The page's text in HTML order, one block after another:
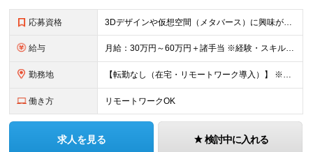
応募資格 3Dデザインや仮想空間（メタバース）に興味がある方大歓迎！ ―★ 未経験者大歓迎！学歴・経験不問/第二新卒歓迎/WEB面接可能！ ★― 「パソコンの電源ってどうやって入れるの？」 「ワードもエクセ
給与 月給：30万円～60万円＋諸手当 ※経験・スキルを考慮して決定します。 試用期間中： 一都三県：月給21万円以上 ※試用期間：6ヶ月～ ※試用期間中は、契約社員となります。
勤務地 【転勤なし（在宅・リモートワーク導入）】 ※フルリモートあり ※研修中に関しても下記となります。 【本社】 東京都千代田区神田和泉町1番地6-16ヤマトビル405 【プロジェクト先】 一都三県、北
働き方 リモートワークOK
求人を見る 検討中に入れる